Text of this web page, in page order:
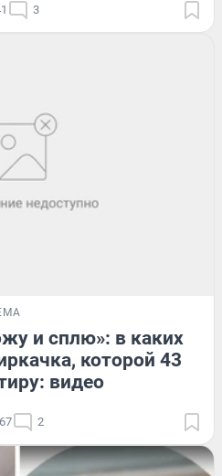
3
и сплю»: в каких
которой 43
видео
2